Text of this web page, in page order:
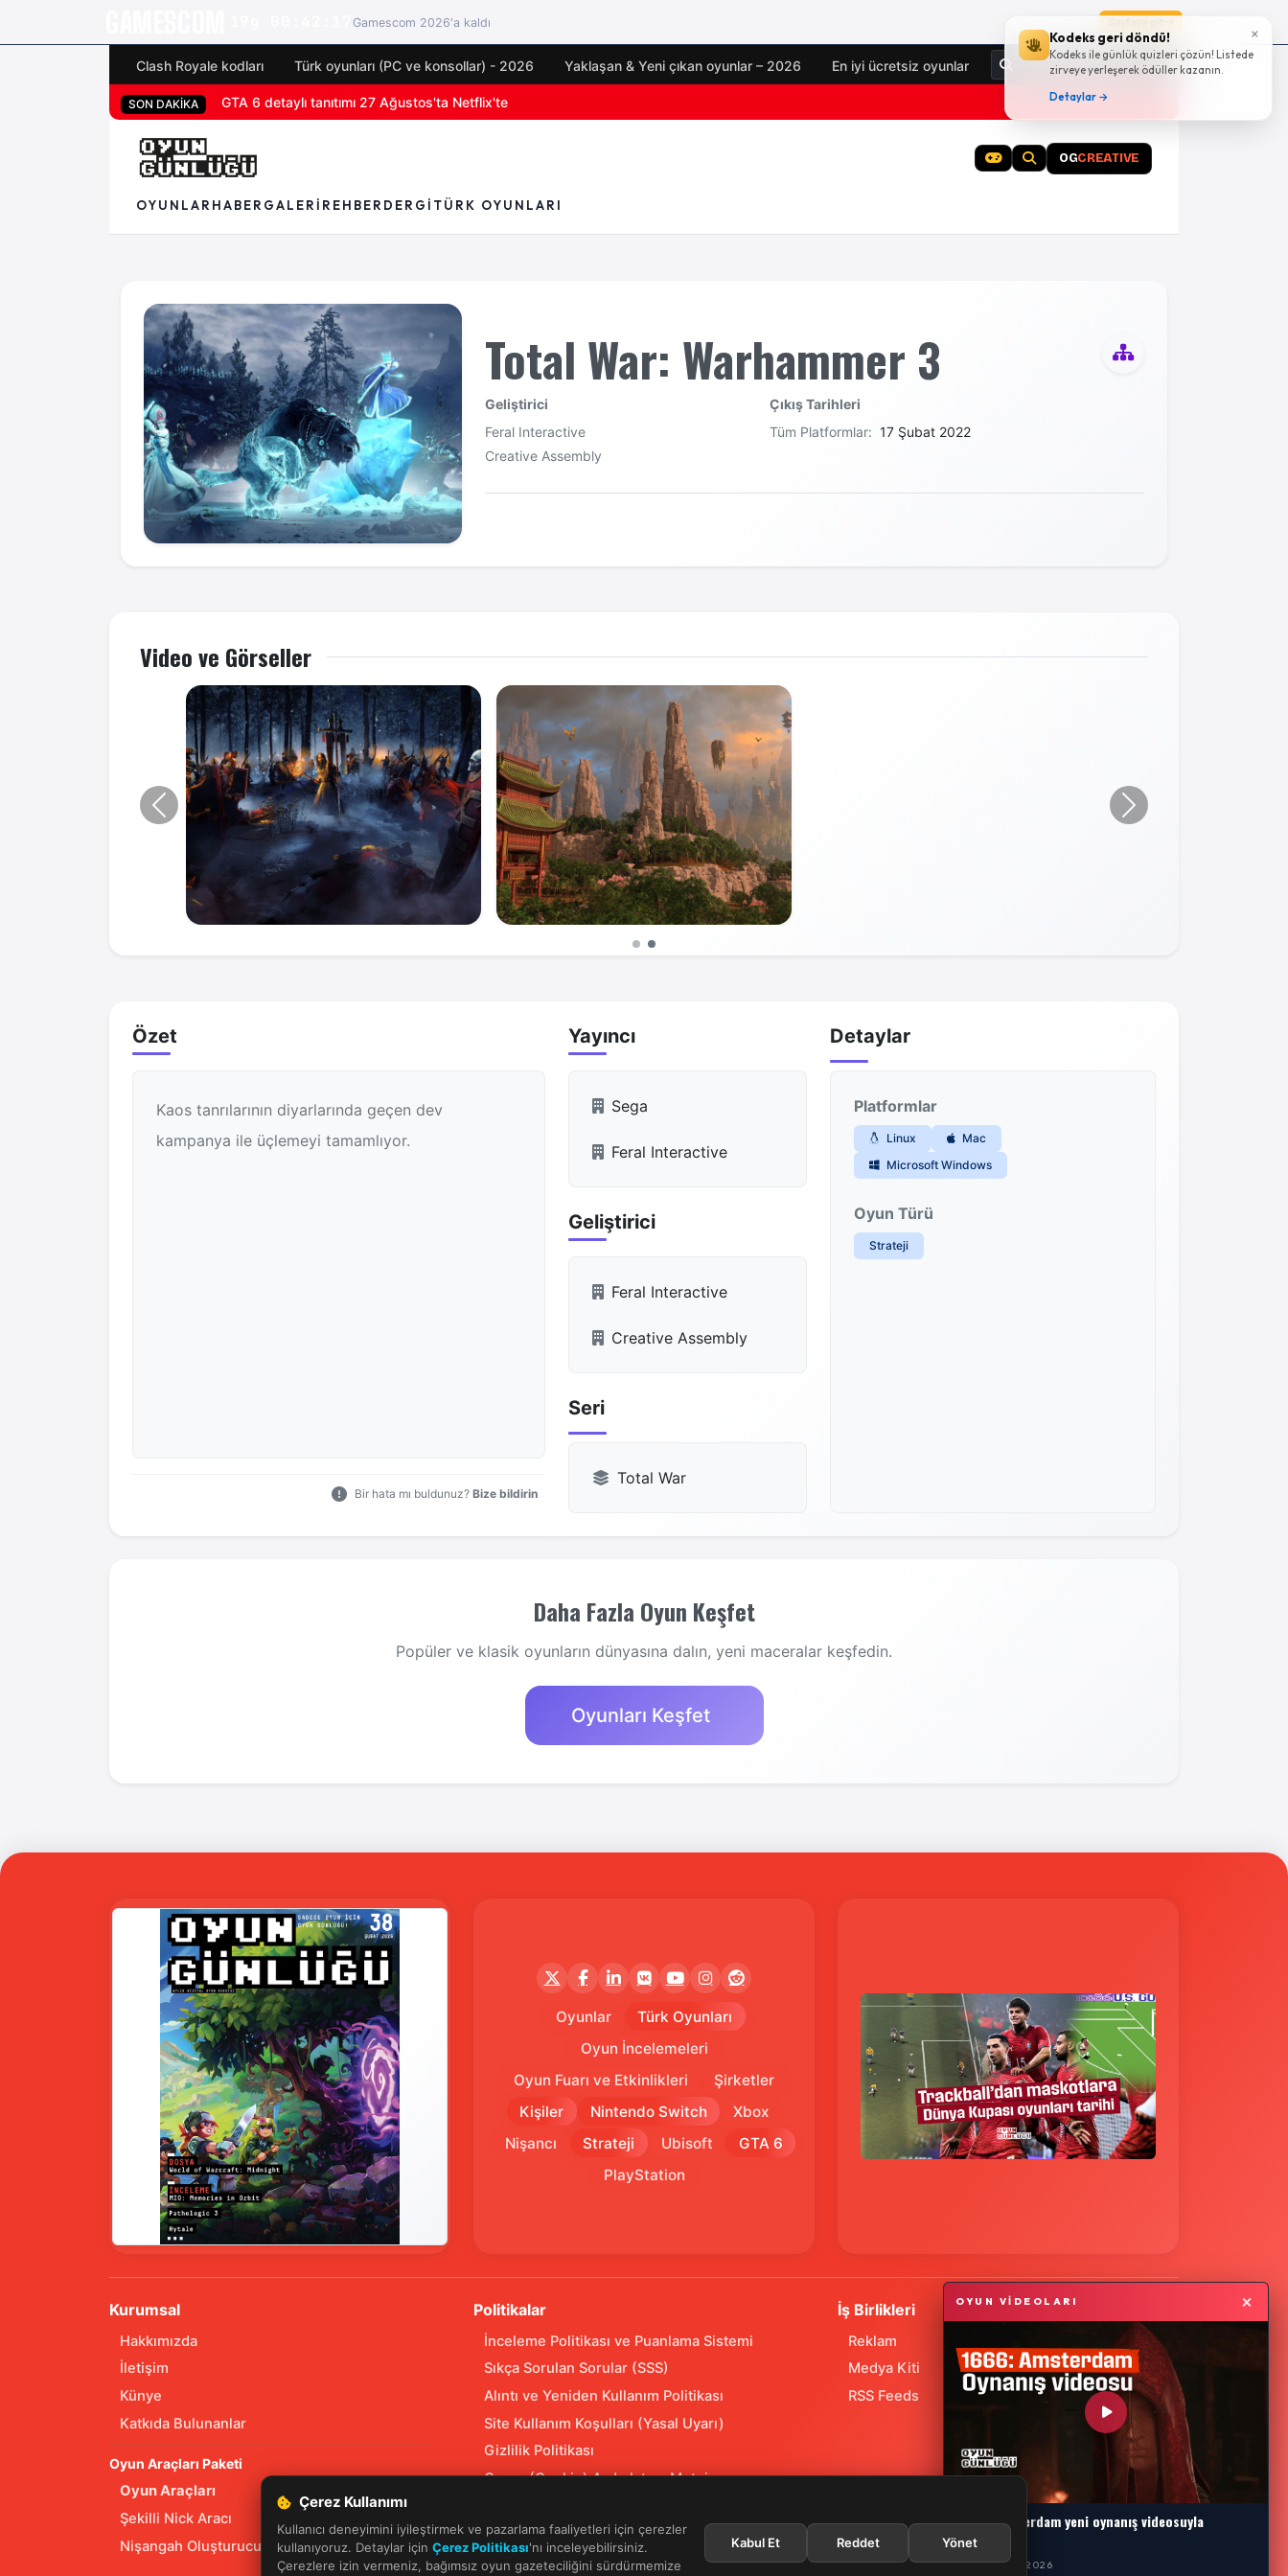
×
Kodeks geri döndü!
Kodeks ile günlük quizleri çözün! Listede
zirveye yerleşerek ödüller kazanın.
Detaylar →
Çerez Kullanımı
Kullanıcı deneyimini iyileştirmek ve pazarlama faaliyetleri için çerezler
kullanıyoruz. Detaylar için Çerez Politikası'nı inceleyebilirsiniz.
Çerezlere izin vermeniz, bağımsız oyun gazeteciliğini sürdürmemize
Kabul Et Reddet Yönet
Gamescom 2026'a kaldı
Clash Royale kodları Türk oyunları (PC ve konsollar) - 2026 Yaklaşan & Yeni çıkan oyunlar – 2026 En iyi ücretsiz oyunlar Giriş Yap
SON DAKİKA GTA 6 detaylı tanıtımı 27 Ağustos'ta Netflix'te
San Diego Comic-Con 2026 tüm oyun duyuruları
OGCREATIVE
OYUNLAR HABER GALERI REHBER DERGI TÜRK OYUNLARI
Total War: Warhammer 3
Geliştirici
Feral Interactive
Creative Assembly
Çıkış Tarihleri
Tüm Platformlar: 17 Şubat 2022
Video ve Görseller
Önceki Sonraki
Özet
Kaos tanrılarının diyarlarında geçen dev
kampanya ile üçlemeyi tamamlıyor.
Bir hata mı buldunuz? Bize bildirin
Yayıncı
Sega
Feral Interactive
Geliştirici
Feral Interactive
Creative Assembly
Seri
Total War
Detaylar
Platformlar
Linux
Mac
Microsoft Windows
Oyun Türü
Strateji
Daha Fazla Oyun Keşfet
Popüler ve klasik oyunların dünyasına dalın, yeni maceralar keşfedin.
Oyunları Keşfet
Oyunlar
Türk Oyunları
Oyun İncelemeleri
Oyun Fuarı ve Etkinlikleri
Şirketler
Kişiler
Nintendo Switch
Xbox
Nişancı
Strateji Ubisoft
GTA 6
PlayStation
Kurumsal
Hakkımızda
İletişim
Künye
Katkıda Bulunanlar
Oyun Araçları Paketi
Oyun Araçları
Şekilli Nick Aracı
Nişangah Oluşturucu
Politikalar
İnceleme Politikası ve Puanlama Sistemi
Sıkça Sorulan Sorular (SSS)
Alıntı ve Yeniden Kullanım Politikası
Site Kullanım Koşulları (Yasal Uyarı)
Gizlilik Politikası
Çerez (Cookie) Aydınlatma Metni
İş Birlikleri
Reklam
Medya Kiti
RSS Feeds
OYUN VİDEOLARI ×
1666: Amsterdam yeni oynanış videosuyla
karşımızda
29 TEMMUZ 2026